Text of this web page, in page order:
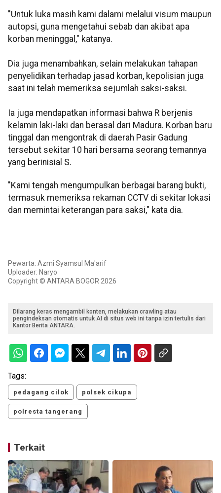
"Untuk luka masih kami dalami melalui visum maupun
autopsi, guna mengetahui sebab dan akibat apa
korban meninggal," katanya.
Dia juga menambahkan, selain melakukan tahapan
penyelidikan terhadap jasad korban, kepolisian juga
saat ini telah memeriksa sejumlah saksi-saksi.
Ia juga mendapatkan informasi bahwa R berjenis
kelamin laki-laki dan berasal dari Madura. Korban baru
tinggal dan mengontrak di daerah Pasir Gadung
tersebut sekitar 10 hari bersama seorang temannya
yang berinisial S.
"Kami tengah mengumpulkan berbagai barang bukti,
termasuk memeriksa rekaman CCTV di sekitar lokasi
dan memintai keterangan para saksi," kata dia.
Pewarta: Azmi Syamsul Ma'arif
Uploader: Naryo
Copyright © ANTARA BOGOR 2026
Dilarang keras mengambil konten, melakukan crawling atau
pengindeksan otomatis untuk AI di situs web ini tanpa izin tertulis dari
Kantor Berita ANTARA.
Tags:
pedagang cilok polsek cikupa
polresta tangerang
Terkait